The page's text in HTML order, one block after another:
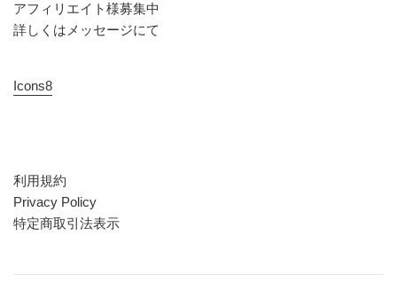
アフィリエイト様募集中
詳しくはメッセージにて
Icons8
利用規約
Privacy Policy
特定商取引法表示